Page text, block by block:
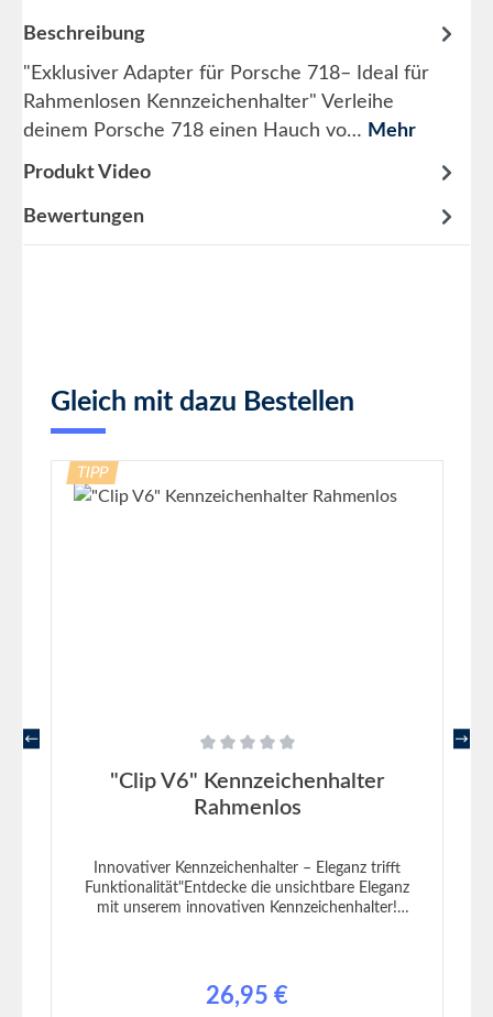
Beschreibung
"Exklusiver Adapter für Porsche 718– Ideal für
Rahmenlosen Kennzeichenhalter" Verleihe
deinem Porsche 718 einen Hauch vo… Mehr
Produkt Video
Bewertungen
Produktgalerie überspringen
Gleich mit dazu Bestellen
TIPP
Durchschnittliche Bewertung von 0 von 5 Sternen
"Clip V6" Kennzeichenhalter
Rahmenlos
Innovativer Kennzeichenhalter – Eleganz trifft
Funktionalität"Entdecke die unsichtbare Eleganz
mit unserem innovativen Kennzeichenhalter!
sicher und stabil an deinem Fahrzeug befestigt
wird, bleibt dein Kennzeichen völlig frei von
Regulärer Preis:
26,95 €